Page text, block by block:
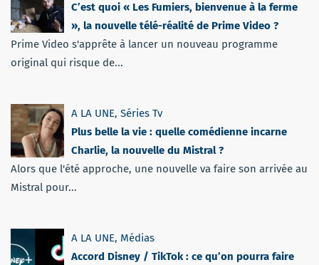
C’est quoi « Les Fumiers, bienvenue à la ferme
», la nouvelle télé-réalité de Prime Video ?
Prime Video s'apprête à lancer un nouveau programme
original qui risque de...
A LA UNE, Séries Tv
Plus belle la vie : quelle comédienne incarne
Charlie, la nouvelle du Mistral ?
Alors que l'été approche, une nouvelle va faire son arrivée au
Mistral pour...
A LA UNE, Médias
Accord Disney / TikTok : ce qu’on pourra faire